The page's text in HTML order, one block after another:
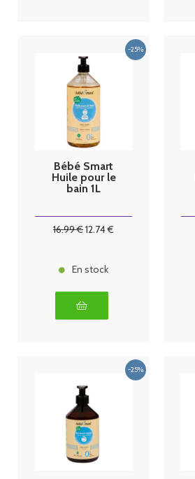
Bébé Smart
Huile pour le
bain 1L
16.99€12.74€
En stock